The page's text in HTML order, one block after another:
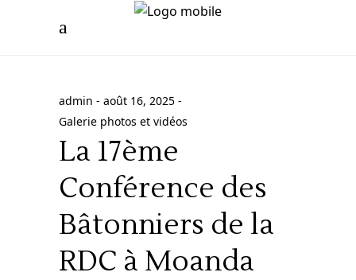
admin
août 16, 2025
Galerie photos et vidéos
La 17ème
Conférence des
Bâtonniers de la
RDC à Moanda